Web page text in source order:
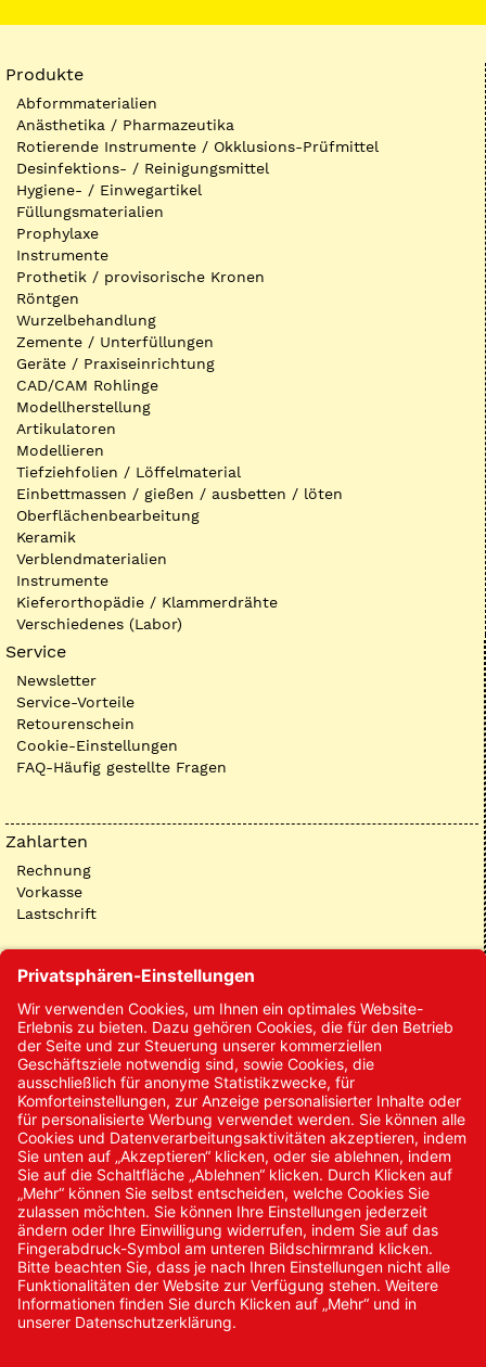
Produkte
Abformmaterialien
Anästhetika / Pharmazeutika
Rotierende Instrumente / Okklusions-Prüfmittel
Desinfektions- / Reinigungsmittel
Hygiene- / Einwegartikel
Füllungsmaterialien
Prophylaxe
Instrumente
Prothetik / provisorische Kronen
Röntgen
Wurzelbehandlung
Zemente / Unterfüllungen
Geräte / Praxiseinrichtung
CAD/CAM Rohlinge
Modellherstellung
Artikulatoren
Modellieren
Tiefziehfolien / Löffelmaterial
Einbettmassen / gießen / ausbetten / löten
Oberflächenbearbeitung
Keramik
Verblendmaterialien
Instrumente
Kieferorthopädie / Klammerdrähte
Verschiedenes (Labor)
Service
Newsletter
Service-Vorteile
Retourenschein
Cookie-Einstellungen
FAQ-Häufig gestellte Fragen
Zahlarten
Rechnung
Vorkasse
Lastschrift
Kontakt
Kontakt/Anfrage
Neukundenanmeldung
Kennwort vergessen
Bestellungen
Sendung verfolgen